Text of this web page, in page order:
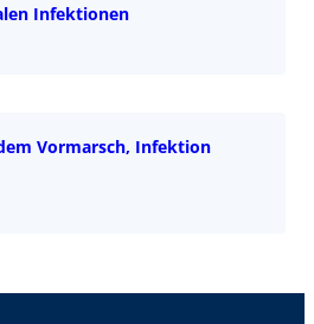
Infektionen
Vormarsch, Infektion